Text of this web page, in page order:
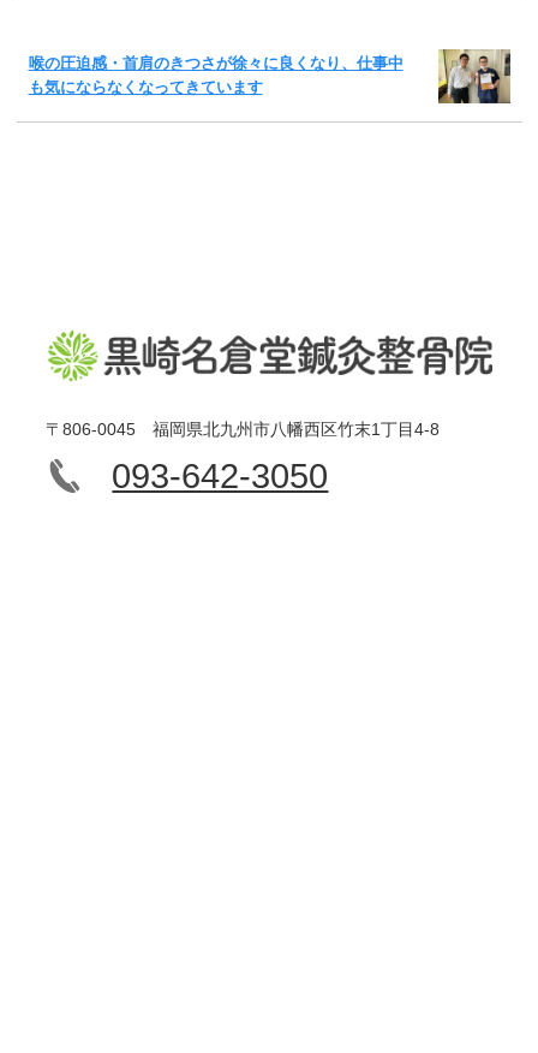
喉の圧迫感・首肩のきつさが徐々に良くなり、仕事中
も気にならなくなってきています
〒806-0045 福岡県北九州市八幡西区竹末1丁目4-8
093-642-3050